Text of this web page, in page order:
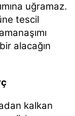
uğramaz.
tescil
alacağın
kalkan